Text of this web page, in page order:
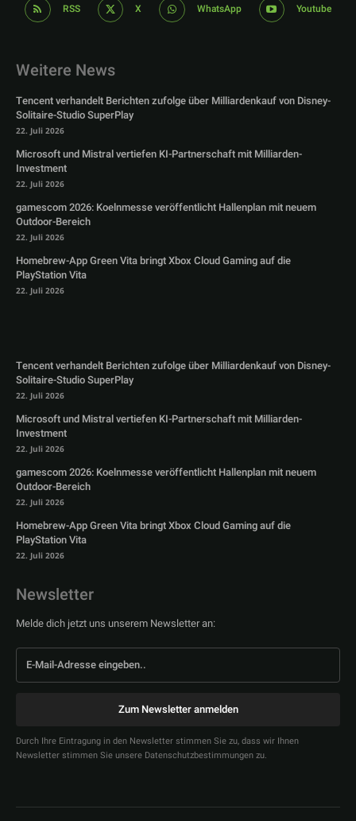
RSS X WhatsApp Youtube
Weitere News
Tencent verhandelt Berichten zufolge über Milliardenkauf von Disney-
Solitaire-Studio SuperPlay
22. Juli 2026
Microsoft und Mistral vertiefen KI-Partnerschaft mit Milliarden-
Investment
22. Juli 2026
gamescom 2026: Koelnmesse veröffentlicht Hallenplan mit neuem
Outdoor-Bereich
22. Juli 2026
Homebrew-App Green Vita bringt Xbox Cloud Gaming auf die
PlayStation Vita
22. Juli 2026
Tencent verhandelt Berichten zufolge über Milliardenkauf von Disney-
Solitaire-Studio SuperPlay
22. Juli 2026
Microsoft und Mistral vertiefen KI-Partnerschaft mit Milliarden-
Investment
22. Juli 2026
gamescom 2026: Koelnmesse veröffentlicht Hallenplan mit neuem
Outdoor-Bereich
22. Juli 2026
Homebrew-App Green Vita bringt Xbox Cloud Gaming auf die
PlayStation Vita
22. Juli 2026
Newsletter
Melde dich jetzt uns unserem Newsletter an:
Zum Newsletter anmelden
Durch Ihre Eintragung in den Newsletter stimmen Sie zu, dass wir Ihnen
Newsletter stimmen Sie unsere Datenschutzbestimmungen zu.